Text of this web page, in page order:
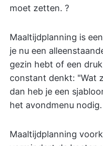
moet zetten. ?️
Maaltijdplanning is
je nu een
gezin hebt of een
constant denkt: "Wat
dan heb je een
het avondmenu nodig.
Maaltijdplanning